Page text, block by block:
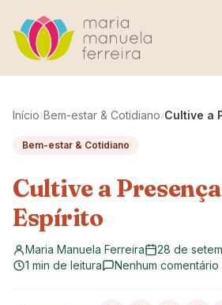
Início›Bem-estar & Cotidiano›Cultive a
Bem-estar & Cotidiano
Cultive a
Espírito
Maria Manuela Ferreira
28 de
1 min de leitura
Nenhum comentário